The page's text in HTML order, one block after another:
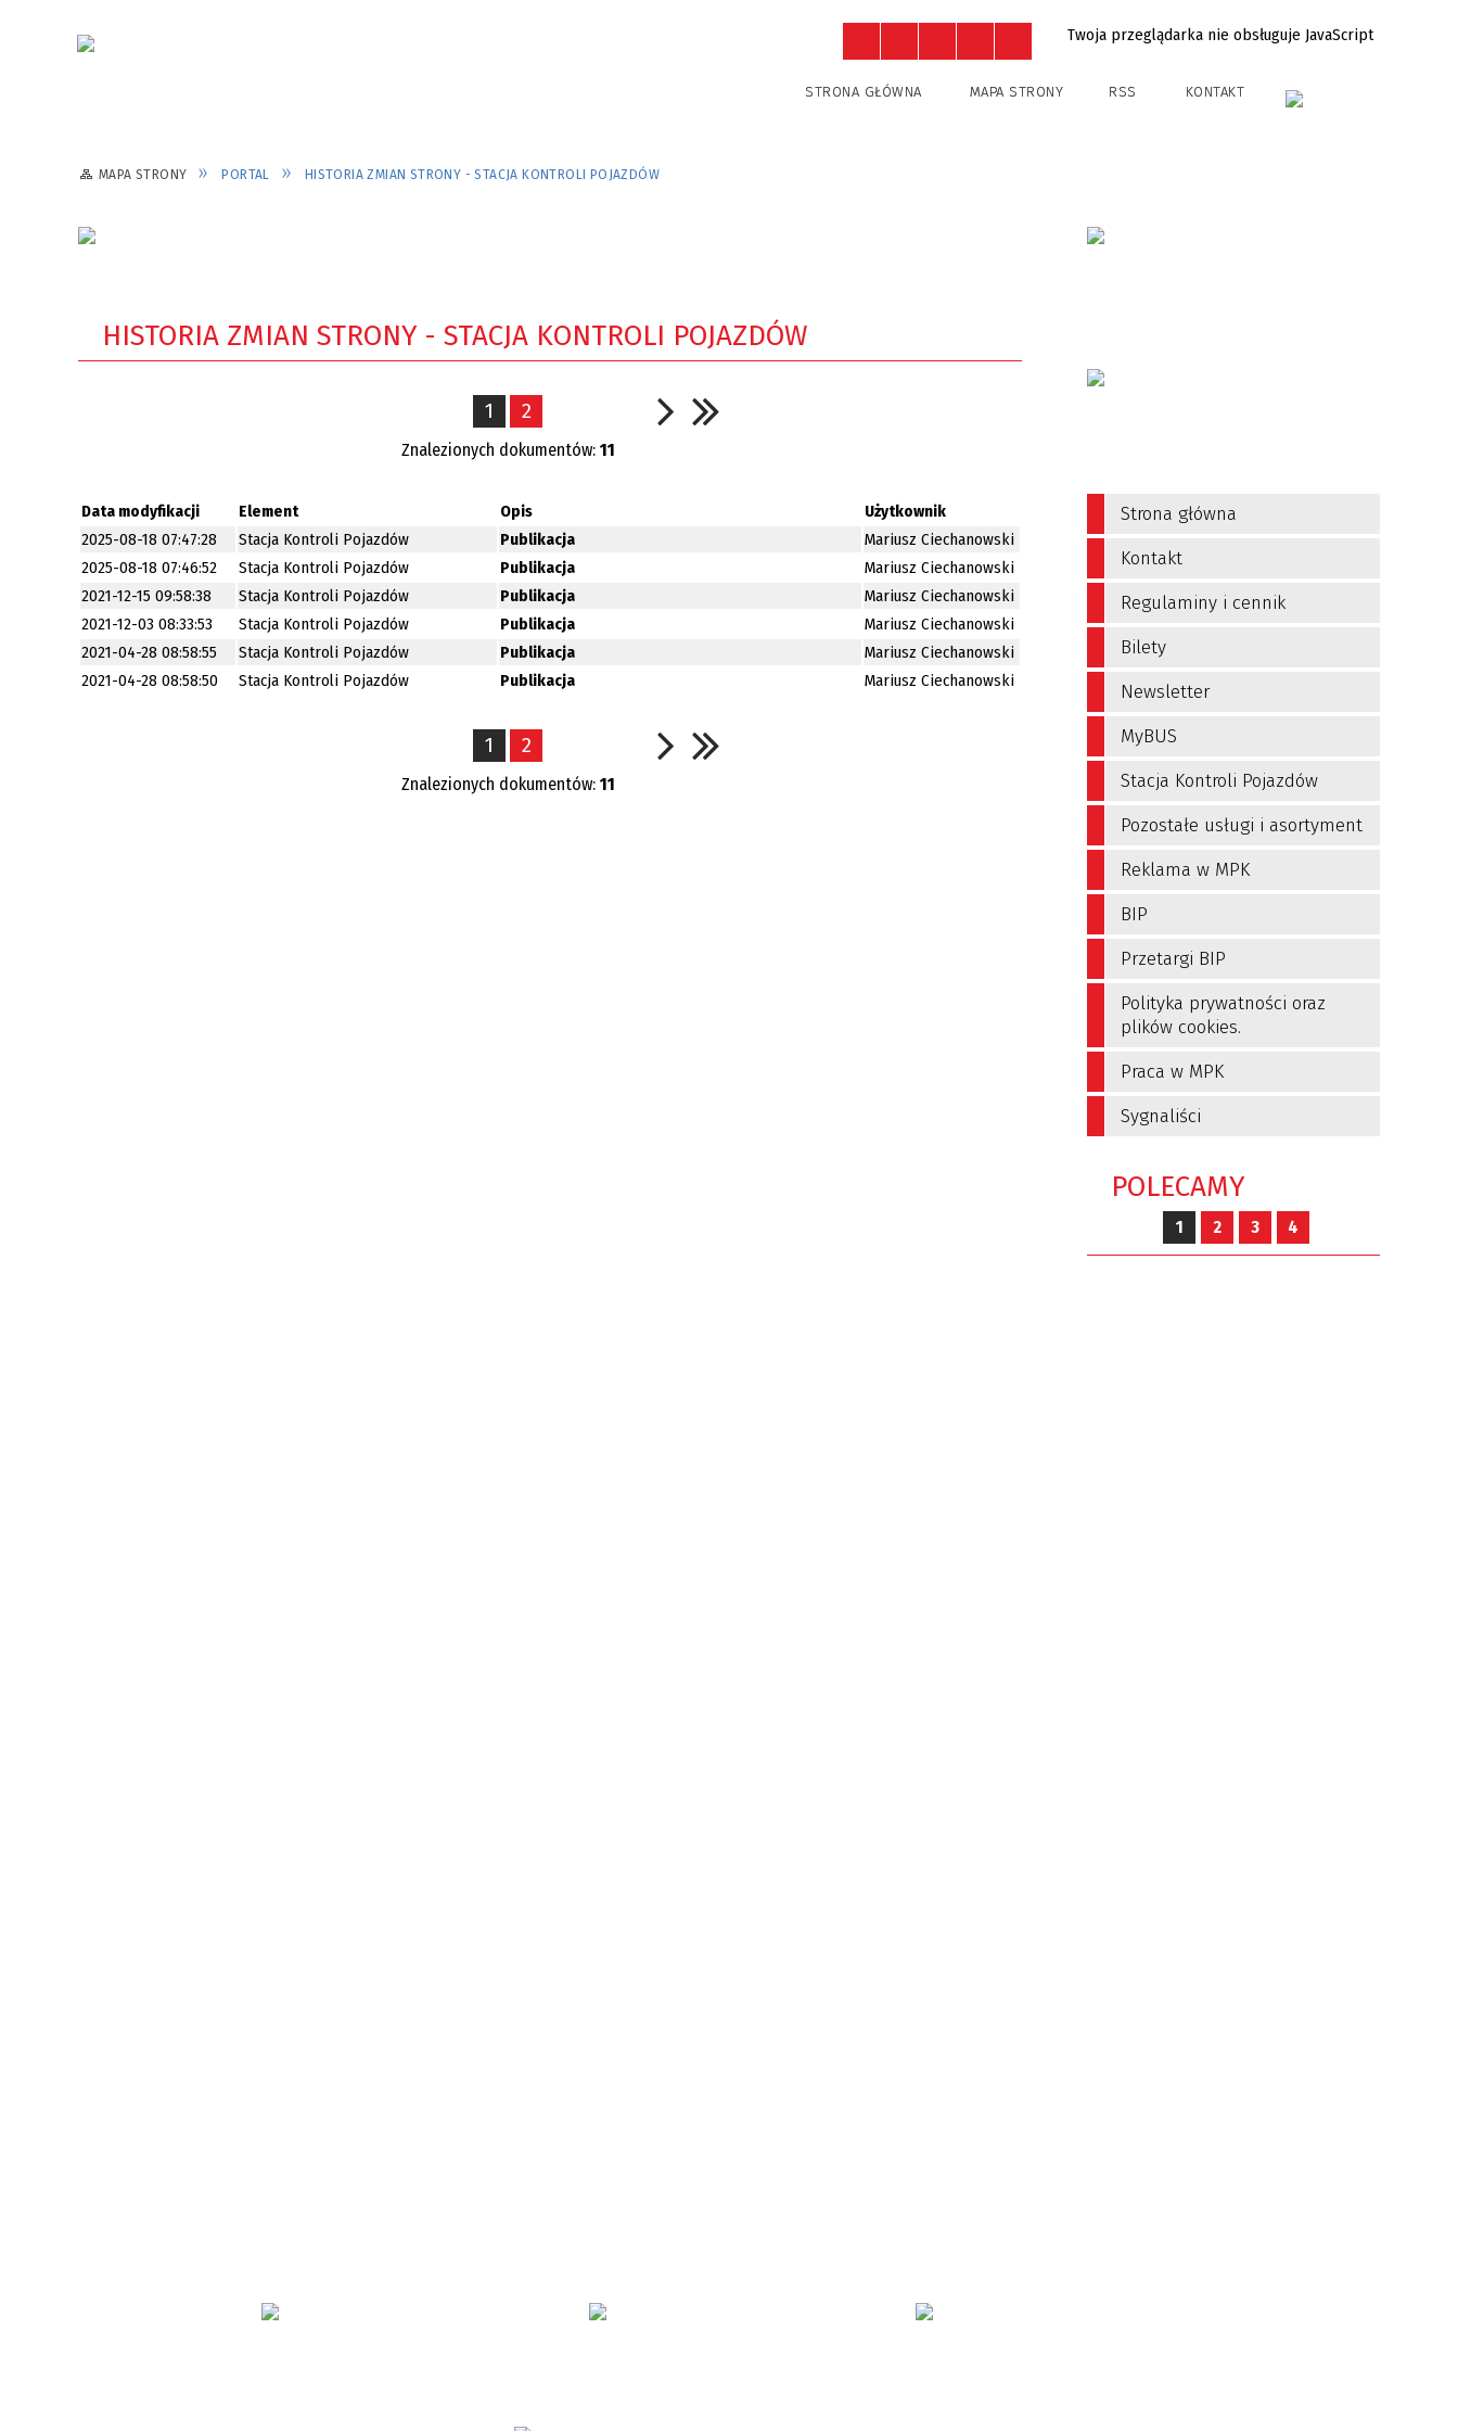
Twoja przeglądarka nie obsługuje JavaScript
STRONA GŁÓWNA MAPA STRONY RSS KONTAKT
MAPA STRONY PORTAL HISTORIA ZMIAN STRONY - STACJA KONTROLI POJAZDÓW
HISTORIA ZMIAN STRONY - STACJA KONTROLI POJAZDÓW
1 2
Znalezionych dokumentów: 11
Data modyfikacji Element Opis
Użytkownik
2025-08-18 07:47:28
Stacja Kontroli Pojazdów Publikacja
Mariusz Ciechanowski
2025-08-18 07:46:52
Stacja Kontroli Pojazdów Publikacja
Mariusz Ciechanowski
2021-12-15 09:58:38
Stacja Kontroli Pojazdów Publikacja
Mariusz Ciechanowski
2021-12-03 08:33:53
Stacja Kontroli Pojazdów Publikacja
Mariusz Ciechanowski
2021-04-28 08:58:55
Stacja Kontroli Pojazdów Publikacja
Mariusz Ciechanowski
2021-04-28 08:58:50
Stacja Kontroli Pojazdów Publikacja Mariusz Ciechanowski
1 2
Znalezionych dokumentów: 11
Strona główna
Kontakt
Regulaminy i cennik
Bilety
Newsletter
MyBUS
Stacja Kontroli Pojazdów
Pozostałe usługi i asortyment
Reklama w MPK
BIP
Przetargi BIP
Polityka prywatności oraz
plików cookies.
Praca w MPK
Sygnaliści
POLECAMY
1 2 3 4